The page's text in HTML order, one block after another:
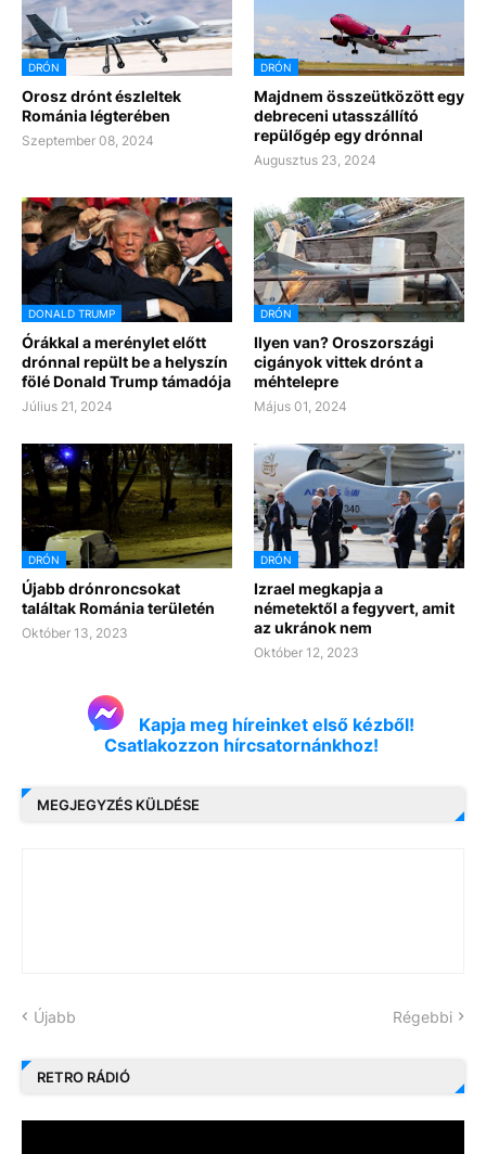
DRÓN
Orosz drónt észleltek
Románia légterében
Szeptember 08, 2024
DRÓN
Majdnem összeütközött egy
debreceni utasszállító
repülőgép egy drónnal
Augusztus 23, 2024
DONALD TRUMP
Órákkal a merénylet előtt
drónnal repült be a helyszín
fölé Donald Trump támadója
Július 21, 2024
DRÓN
Ilyen van? Oroszországi
cigányok vittek drónt a
méhtelepre
Május 01, 2024
DRÓN
Újabb drónroncsokat
találtak Románia területén
Október 13, 2023
DRÓN
Izrael megkapja a
németektől a fegyvert, amit
az ukránok nem
Október 12, 2023
Kapja meg híreinket első kézből!
Csatlakozzon hírcsatornánkhoz!
MEGJEGYZÉS KÜLDÉSE
Újabb Régebbi
RETRO RÁDIÓ